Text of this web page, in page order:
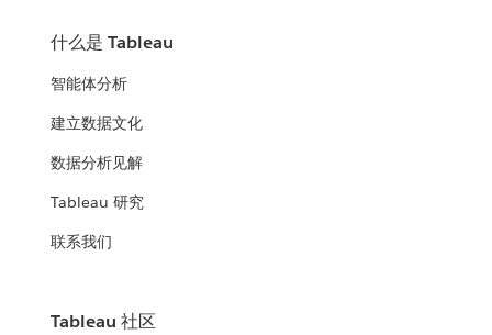
什么是 Tableau
智能体分析
建立数据文化
数据分析见解
Tableau 研究
联系我们
Tableau 社区